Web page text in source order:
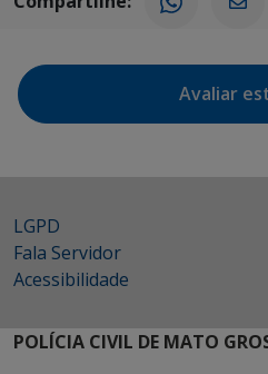
Avaliar
LGPD
Fala Servidor
Acessibilidade
POLÍCIA CIVIL DE MATO